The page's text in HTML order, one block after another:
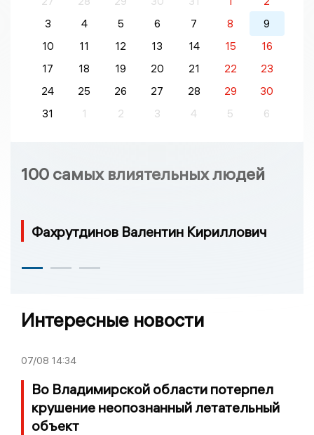
3
4 5 6 7 8
9
10
11 12 13 14 15
16
17
18 19 20 21 22
23
24
25 26 27 28 29
30
31
1 2 3 4 5 6
100 самых влиятельных людей
Фахрутдинов Валентин Кириллович
Интересные новости
07/08 14:34
Во Владимирской области потерпел
крушение неопознанный летательный
объект